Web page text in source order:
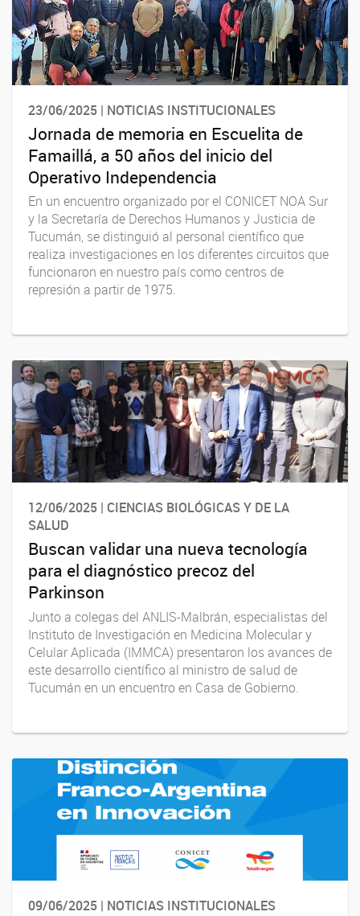
23/06/2025 | NOTICIAS INSTITUCIONALES
Jornada de memoria en Escuelita de
Famaillá, a 50 años del inicio del
Operativo Independencia
En un encuentro organizado por el CONICET NOA Sur
y la Secretaría de Derechos Humanos y Justicia de
Tucumán, se distinguió al personal científico que
realiza investigaciones en los diferentes circuitos que
funcionaron en nuestro país como centros de
represión a partir de 1975.
12/06/2025 | CIENCIAS BIOLÓGICAS Y DE LA
SALUD
Buscan validar una nueva tecnología
para el diagnóstico precoz del
Parkinson
Junto a colegas del ANLIS-Malbrán, especialistas del
Instituto de Investigación en Medicina Molecular y
Celular Aplicada (IMMCA) presentaron los avances de
este desarrollo científico al ministro de salud de
Tucumán en un encuentro en Casa de Gobierno.
09/06/2025 | NOTICIAS INSTITUCIONALES